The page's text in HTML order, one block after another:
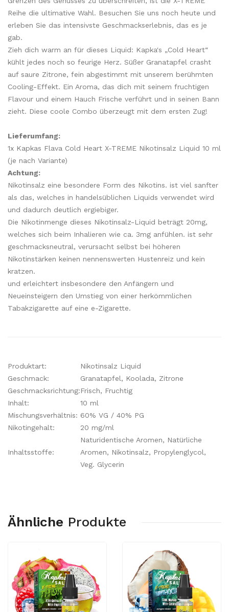
Reihe die ultimative Wahl. Besuchen Sie uns noch heute und
erleben Sie das intensivste Geschmackserlebnis, das es je
gab.
Zieh dich warm an für dieses Liquid: Kapka's „Cold Heart“
kühlt jedes noch so feurige Herz. Süßer Granatapfel crasht
auf saure Zitrone, fein abgestimmt mit unserem berühmten
Cooling-Effekt. Ein Aroma, das dich mit seinem fruchtigen
Flavour und einem Hauch Frische verführt und in seinen Bann
zieht. Diese coole Combo überzeugt mit dem ersten Zug!
Lieferumfang:
1x Kapkas Flava Cold Heart X-TREME Nikotinsalz Liquid 10 ml
(je nach Variante)
Achtung:
Nikotinsalz eine besondere Form des Nikotins. ist viel sanfter
als das, welches in handelsüblichen Liquids verwendet wird
und dadurch deutlich ergiebiger.
Die Nikotinmenge dieses Nikotinsalz-Liquid beträgt 20mg,
welches sich beim Inhalieren wie ca. 3mg anfühlen. ist sehr
geschmacksneutral, verursacht selbst bei höheren
Nikotinstärken keinen nennenswerten Hustenreiz und kein
kratzen.
und erleichtert insbesondere den Anfängern und
Neueinsteigern den Umstieg von einer herkömmlichen
Tabakzigarette auf eine e-Zigarette.
Produktart:
Nikotinsalz Liquid
Geschmack:
Granatapfel, Koolada, Zitrone
Geschmacksrichtung:Frisch, Fruchtig
Inhalt:
10 ml
Mischungsverhältnis: 60% VG / 40% PG
Nikotingehalt:
20 mg/ml
Inhaltsstoffe:
Naturidentische Aromen, Natürliche
Aromen, Nikotinsalz, Propylenglycol,
Veg. Glycerin
Ähnliche Produkte